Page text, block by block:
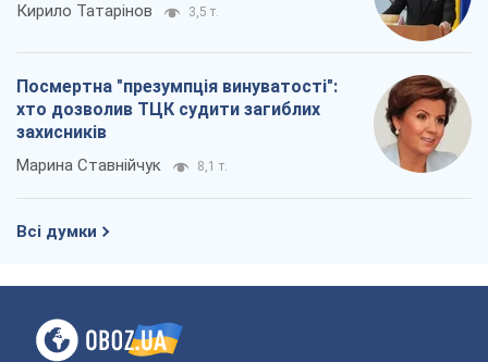
Кирило Татарінов 3,5 т.
Посмертна "презумпція винуватості":
хто дозволив ТЦК судити загиблих
захисників
Марина Ставнійчук 8,1 т.
Всі думки